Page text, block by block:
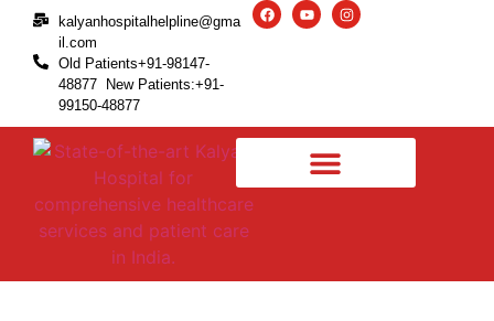
kalyanhospitalhelpline@gma
il.com
Old Patients+91-98147-
48877 New Patients:+91-
99150-48877